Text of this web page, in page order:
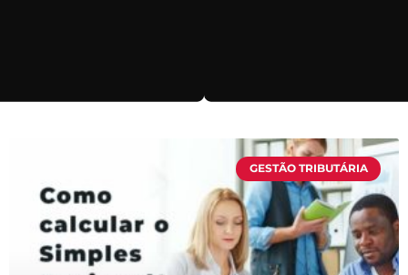
GESTÃO TRIBUTÁRIA